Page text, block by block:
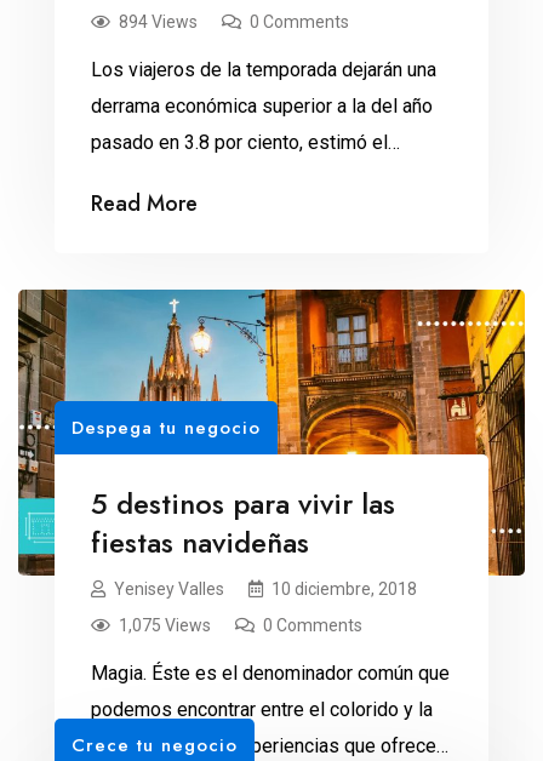
894 Views
0 Comments
Los viajeros de la temporada dejarán una
derrama económica superior a la del año
pasado en 3.8 por ciento, estimó el
Marqués. Cerca de 3 millones 600 mil
vacaciones navideñas, dejando una
derrama económica de hasta 14 mil 860
millones de pesos, lo […]
Read More
Despega tu negocio
5 destinos para vivir las
fiestas navideñas
Yenisey Valles
10 diciembre, 2018
1,075 Views
0 Comments
Magia. Éste es el denominador común que
podemos encontrar entre el colorido y la
multiplicidad de experiencias que ofrecen
Crece tu negocio